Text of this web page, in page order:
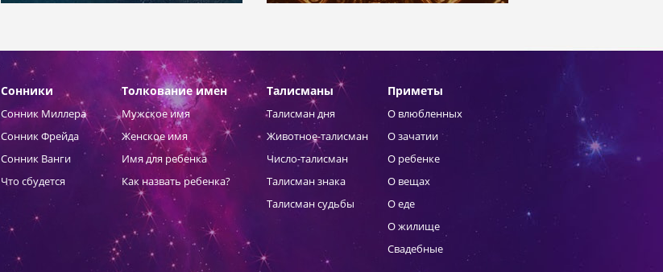
Сонники
Сонник Миллера
Сонник Фрейда
Сонник Ванги
Что сбудется
Толкование имен
Мужское имя
Женское имя
Имя для ребенка
Как назвать ребенка?
Талисманы
Талисман дня
Животное-талисман
Число-талисман
Талисман знака
Талисман судьбы
Приметы
О влюбленных
О зачатии
О ребенке
О вещах
О еде
О жилище
Свадебные